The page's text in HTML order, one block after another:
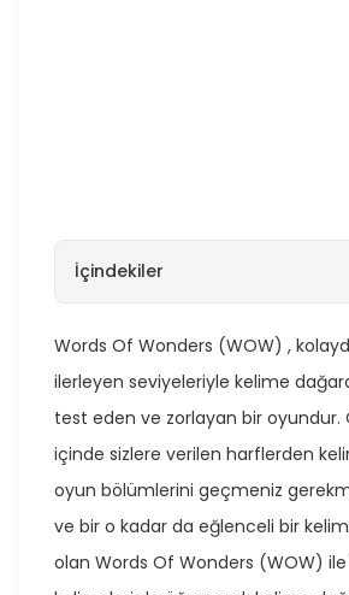
İçindekiler
Words Of Wonders (WOW) ,
ilerleyen seviyeleriyle kelime
test eden ve zorlayan bir oyundur.
içinde sizlere verilen harflerden
oyun bölümlerini geçmeniz
ve bir o kadar da eğlenceli bir
olan Words Of Wonders (WOW)